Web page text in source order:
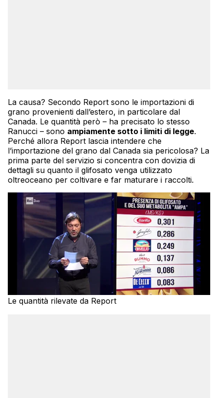
La causa? Secondo Report sono le importazioni di
grano provenienti dall’estero, in particolare dal
Canada. Le quantità però – ha precisato lo stesso
Ranucci – sono ampiamente sotto i limiti di legge.
Perché allora Report lascia intendere che
l’importazione del grano dal Canada sia pericolosa? La
prima parte del servizio si concentra con dovizia di
dettagli su quanto il glifosato venga utilizzato
oltreoceano per coltivare e far maturare i raccolti.
Le quantità rilevate da Report